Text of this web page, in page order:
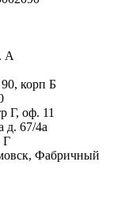
А
корп Б
Г, оф. 11
д. 67/4а
Г
Фабричный